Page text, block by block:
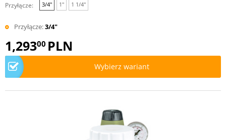
Przyłącze: 3/4" 1" 1 1/4"
Przyłącze:3/4"
1,29300 PLN
Wybierz wariant